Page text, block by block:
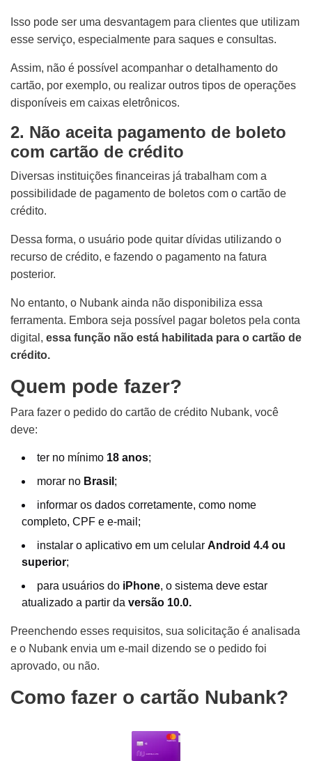
Isso pode ser uma desvantagem para clientes que utilizam
esse serviço, especialmente para saques e consultas.
Assim, não é possível acompanhar o detalhamento do
cartão, por exemplo, ou realizar outros tipos de operações
disponíveis em caixas eletrônicos.
2. Não aceita pagamento de boleto
com cartão de crédito
Diversas instituições financeiras já trabalham com a
possibilidade de pagamento de boletos com o cartão de
crédito.
Dessa forma, o usuário pode quitar dívidas utilizando o
recurso de crédito, e fazendo o pagamento na fatura
posterior.
No entanto, o Nubank ainda não disponibiliza essa
ferramenta. Embora seja possível pagar boletos pela conta
digital, essa função não está habilitada para o cartão de
crédito.
Quem pode fazer?
Para fazer o pedido do cartão de crédito Nubank, você
deve:
ter no mínimo 18 anos;
morar no Brasil ;
informar os dados corretamente, como nome
completo, CPF e e-mail;
instalar o aplicativo em um celular Android 4.4 ou
superior;
para usuários do iPhone, o sistema deve estar
atualizado a partir da versão 10.0.
Preenchendo esses requisitos, sua solicitação é analisada
e o Nubank envia um e-mail dizendo se o pedido foi
aprovado, ou não.
Como fazer o cartão Nubank?